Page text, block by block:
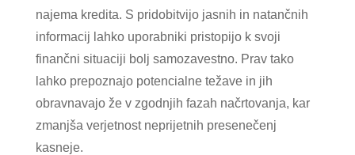
najema kredita. S pridobitvijo jasnih in natančnih
informacij lahko uporabniki pristopijo k svoji
finančni situaciji bolj samozavestno. Prav tako
lahko prepoznajo potencialne težave in jih
obravnavajo že v zgodnjih fazah načrtovanja, kar
zmanjša verjetnost neprijetnih presenečenj
kasneje.